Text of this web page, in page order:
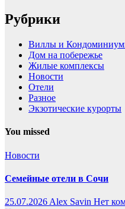
Рубрики
Виллы и
Дом на побережье
Жилые комплексы
Новости
Отели
Разное
Экзотические курорты
You missed
Новости
Семейные отели в Сочи
25.07.2026 Alex Savin Нет